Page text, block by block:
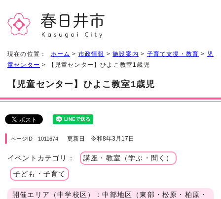
現在の位置： ホーム > 市政情報 >施設案内 > 子育て支援・教育 > 児
童センター > 【児童センター】ひよこ教室1歳児
【児童センター】ひよこ教室1歳児
ページID 1011674 更新日 令和8年3月17日
イベントカテゴリ： 講座・教室（学ぶ・聞く）
子ども・子育て
開催エリア（中学校区）：中部地区（東部・松原・柏原・